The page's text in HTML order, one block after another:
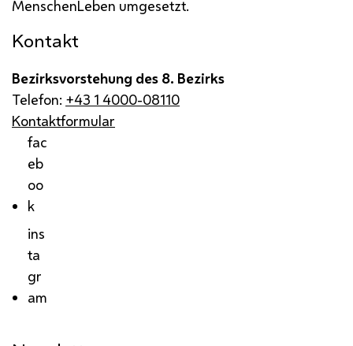
MenschenLeben umgesetzt.
Kontakt
Bezirksvorstehung des 8. Bezirks
Telefon: +43 1 4000-08110
Kontaktformular
fac
eb
oo
k
ins
ta
gr
am